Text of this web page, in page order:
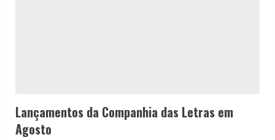
Lançamentos da Companhia das Letras em
Agosto